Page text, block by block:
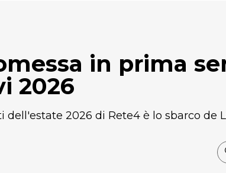
in prima
2026
2026 di Rete4 è lo sbarco de